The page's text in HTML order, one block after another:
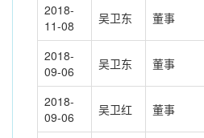
2018-
11-08
吴卫东 董事
2018-
09-06
吴卫东 董事
2018-
09-06
吴卫红 董事